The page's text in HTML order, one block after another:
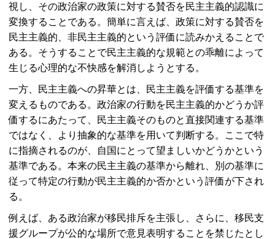
視し、その政治家の政策に対する賛否を民主主義的認識に
変換することである。簡単に言えば、政策に対する賛否を
民主主義的、非民主主義的という評価に読みかえることで
ある。そうすることで民主主義的な規範との乖離によって
生じる心理的な不快感を解消しようとする。
一方、民主主義への昇華とは、民主主義を評価する基準を
変えるものである。政治家の行動を民主主義的かどうか評
価するにあたって、民主主義そのものと直接関連する基準
ではなく、より抽象的な基準を用いて判断する。ここで特
に指摘されるのが、自国にとって望ましいかどうかという
基準である。本来の民主主義の基準から離れ、別の基準に
従って特定の行動が民主主義的か否かという評価が下され
る。
例えば、ある政治家が移民排斥を主張し、さらに、移民支
援グループが公的な場所で意見表明することを禁じたとし